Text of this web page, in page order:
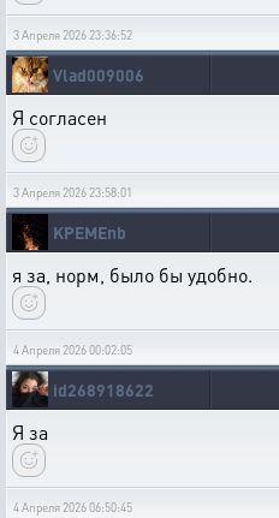
3 Апреля 2026 23:36:52
Vlad009006
Я согласен
3 Апреля 2026 23:58:01
KPEMEnb
я за, норм, было бы удобно.
4 Апреля 2026 00:02:05
id268918622
Я за
4 Апреля 2026 06:50:45